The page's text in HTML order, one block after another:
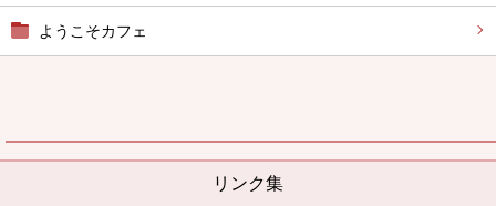
ようこそカフェ
リンク集